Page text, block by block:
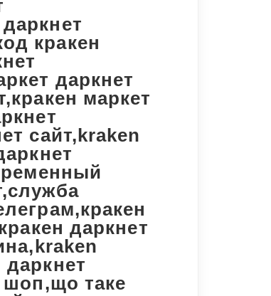
кракен
даркнет
маркет
сайт,kraken
даркнет
шоп,що таке